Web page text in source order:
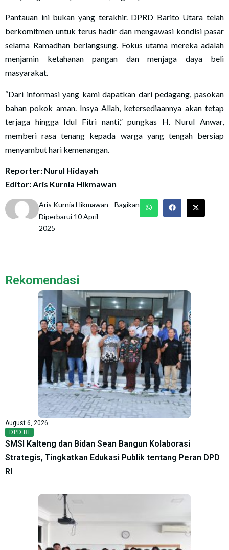
Pantauan ini bukan yang terakhir. DPRD Barito Utara telah
berkomitmen untuk terus hadir dan mengawasi kondisi pasar
selama Ramadhan berlangsung. Fokus utama mereka adalah
menjamin ketahanan pangan dan menjaga daya beli
masyarakat.
“Dari informasi yang kami dapatkan dari pedagang, pasokan
bahan pokok aman. Insya Allah, ketersediaannya akan tetap
terjaga hingga Idul Fitri nanti,” pungkas H. Nurul Anwar,
memberi rasa tenang kepada warga yang tengah bersiap
menyambut hari kemenangan.
Reporter: Nurul Hidayah
Editor: Aris Kurnia Hikmawan
Aris Kurnia Hikmawan
Diperbarui 10 April
2025
Bagikan
Rekomendasi
August 6, 2026
DPD RI
SMSI Kalteng dan Bidan Sean Bangun Kolaborasi
Strategis, Tingkatkan Edukasi Publik tentang Peran DPD
RI